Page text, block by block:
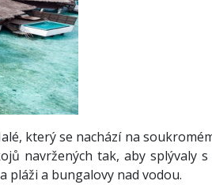
který se nachází na
navržených tak, aby splývaly
pláži a bungalovy nad vodou.